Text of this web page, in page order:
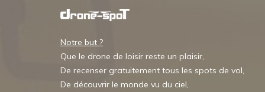
Notre but ?
Que le drone de loisir reste un plaisir,
De recenser gratuitement tous les spots de vol,
De découvrir le monde vu du ciel,